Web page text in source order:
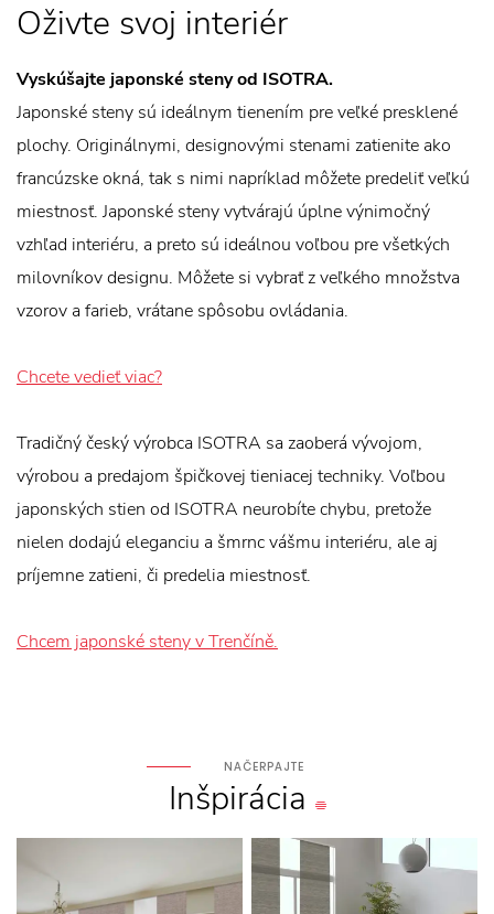
Oživte svoj interiér
Vyskúšajte japonské steny od ISOTRA.
Japonské steny sú ideálnym tienením pre veľké presklené
plochy. Originálnymi, designovými stenami zatienite ako
francúzske okná, tak s nimi napríklad môžete predeliť veľkú
miestnosť. Japonské steny vytvárajú úplne výnimočný
vzhľad interiéru, a preto sú ideálnou voľbou pre všetkých
milovníkov designu. Môžete si vybrať z veľkého množstva
vzorov a farieb, vrátane spôsobu ovládania.
Chcete vedieť viac?
Tradičný český výrobca ISOTRA sa zaoberá vývojom,
výrobou a predajom špičkovej tieniacej techniky. Voľbou
japonských stien od ISOTRA neurobíte chybu, pretože
nielen dodajú eleganciu a šmrnc vášmu interiéru, ale aj
príjemne zatieni, či predelia miestnosť.
Chcem japonské steny v Trenčíně.
NAČERPAJTE
Inšpirácia